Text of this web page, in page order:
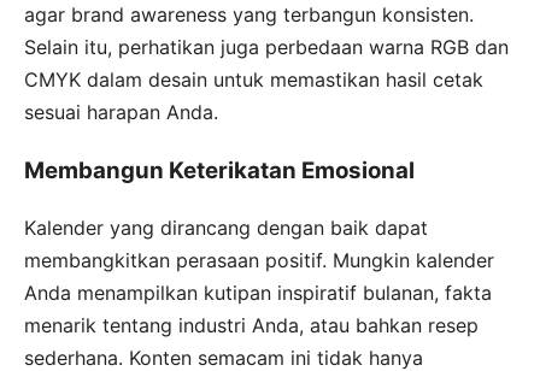
agar brand awareness yang terbangun konsisten.
Selain itu, perhatikan juga perbedaan warna RGB dan
CMYK dalam desain untuk memastikan hasil cetak
sesuai harapan Anda.
Membangun Keterikatan Emosional
Kalender yang dirancang dengan baik dapat
membangkitkan perasaan positif. Mungkin kalender
Anda menampilkan kutipan inspiratif bulanan, fakta
menarik tentang industri Anda, atau bahkan resep
sederhana. Konten semacam ini tidak hanya